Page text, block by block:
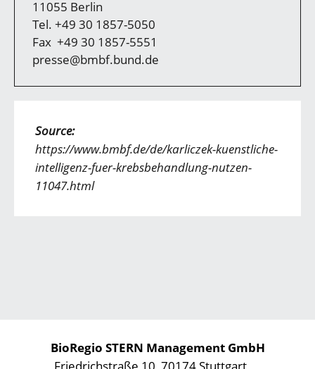
11055 Berlin
Tel. +49 30 1857-5050
Fax +49 30 1857-5551
presse@bmbf.bund.de
Source:
https://www.bmbf.de/de/karliczek-kuenstliche-
intelligenz-fuer-krebsbehandlung-nutzen-
11047.html
BioRegio STERN Management GmbH